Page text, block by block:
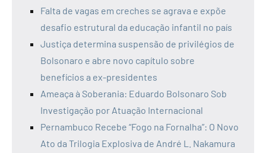
Falta de vagas em creches se agrava e expõe
desafio estrutural da educação infantil no país
Justiça determina suspensão de privilégios de
Bolsonaro e abre novo capítulo sobre
benefícios a ex-presidentes
Ameaça à Soberania: Eduardo Bolsonaro Sob
Investigação por Atuação Internacional
Pernambuco Recebe “Fogo na Fornalha”: O Novo
Ato da Trilogia Explosiva de André L. Nakamura